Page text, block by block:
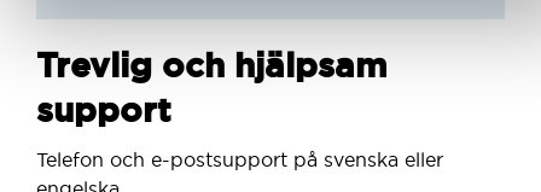
Trevlig och hjälpsam
support
Telefon och e-postsupport på svenska eller